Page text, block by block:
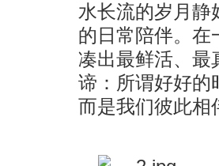
水长流的岁月静
的日常陪伴。在
凑出最鲜活、最
谛：所谓好好的
而是我们彼此相